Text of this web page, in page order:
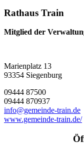
Rathaus Train
Mitglied der
Marienplatz 13
93354 Siegenburg
09444 87500
09444 870937
info@gemeinde-train.de
www.gemeinde-train.de/